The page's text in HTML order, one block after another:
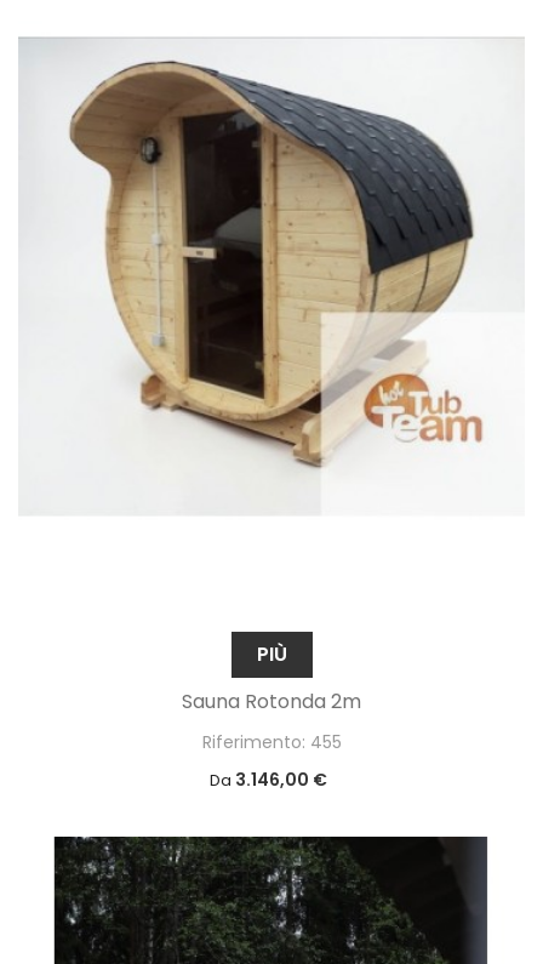
PIÙ
Sauna Rotonda 2m
Riferimento: 455
Da 3.146,00 €